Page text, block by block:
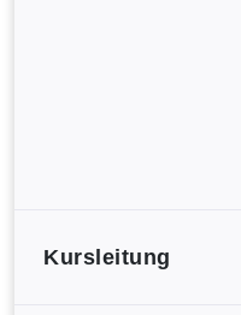
Kursleitung